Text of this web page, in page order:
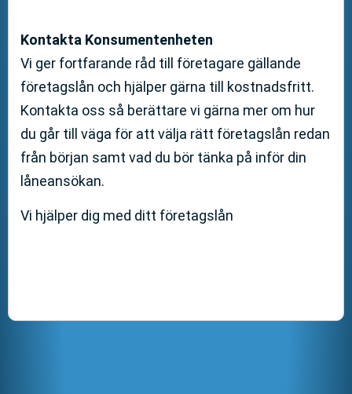
Kontakta Konsumentenheten
Vi ger fortfarande råd till företagare gällande
företagslån och hjälper gärna till kostnadsfritt.
Kontakta oss så berättare vi gärna mer om hur
du går till väga för att välja rätt företagslån redan
från början samt vad du bör tänka på inför din
låneansökan.
Vi hjälper dig med ditt företagslån